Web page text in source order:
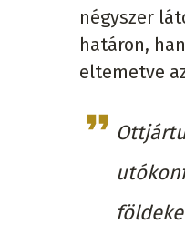
négyszer
határon,
eltemetve